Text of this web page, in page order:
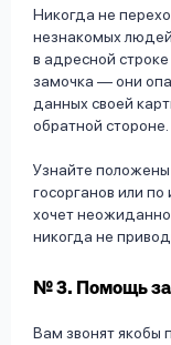
Никогда не
незнакомых
в адресной
замочка — они
данных своей
обратной стороне.
Узнайте
госорганов или
хочет
никогда не
№ 3. Помощь
Вам звонят якобы